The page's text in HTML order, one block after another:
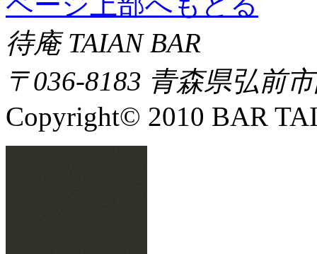
待庵 TAIAN BAR
〒036-8183 青森県弘前
Copyright© 2010 BAR